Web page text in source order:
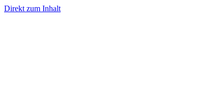
Direkt zum Inhalt